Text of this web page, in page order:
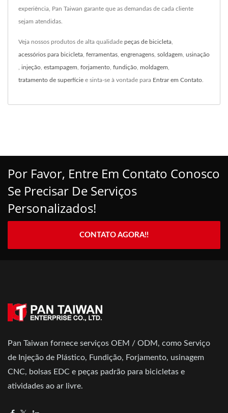
experiência, Pan Taiwan garante que as demandas de cada cliente
sejam atendidas.
Veja nossos produtos de alta qualidade peças de bicicleta
acessórios para bicicleta ferramentas engrenagens soldagem usinação
injeção estampagem forjamento fundição moldagem
tratamento de superfície e sinta-se à vontade para Entrar em Contato
Por Favor, Entre Em Contato Conosco
Se Precisar De Serviços
Personalizados!
CONTATO AGORA!!
Pan Taiwan fornece serviços OEM / ODM, como Serviço
de Injeção de Plástico, Fundição, Forjamento, usinagem
CNC, bolsas EDC e peças padrão para bicicletas e
atividades ao ar livre.